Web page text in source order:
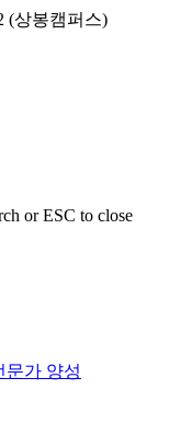
(상봉캠퍼스)
or ESC to close
문가 양성